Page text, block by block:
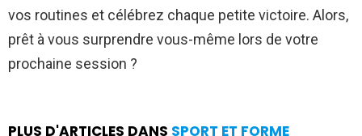
vos routines et célébrez chaque petite victoire. Alors,
prêt à vous surprendre vous-même lors de votre
prochaine session ?
PLUS D'ARTICLES DANS SPORT ET FORME